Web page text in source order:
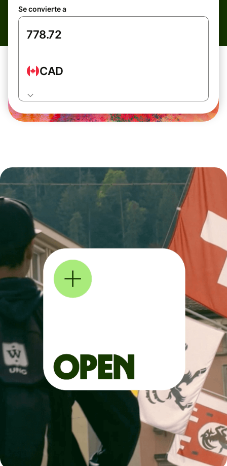
Se convierte a
CAD